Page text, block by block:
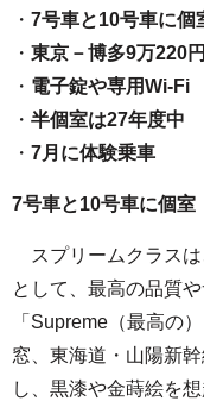
・ 7号車と10号車に個
・ 東京－博多9万220円
・ 電子錠や専用Wi-Fi
・ 半個室は27年度中
・ 7月に体験乗車
7号車と10号車に個室
スプリームクラスは
として、最高の品質
「Supreme（最高の
窓、東海道・山陽新
し、黒漆や金蒔絵を